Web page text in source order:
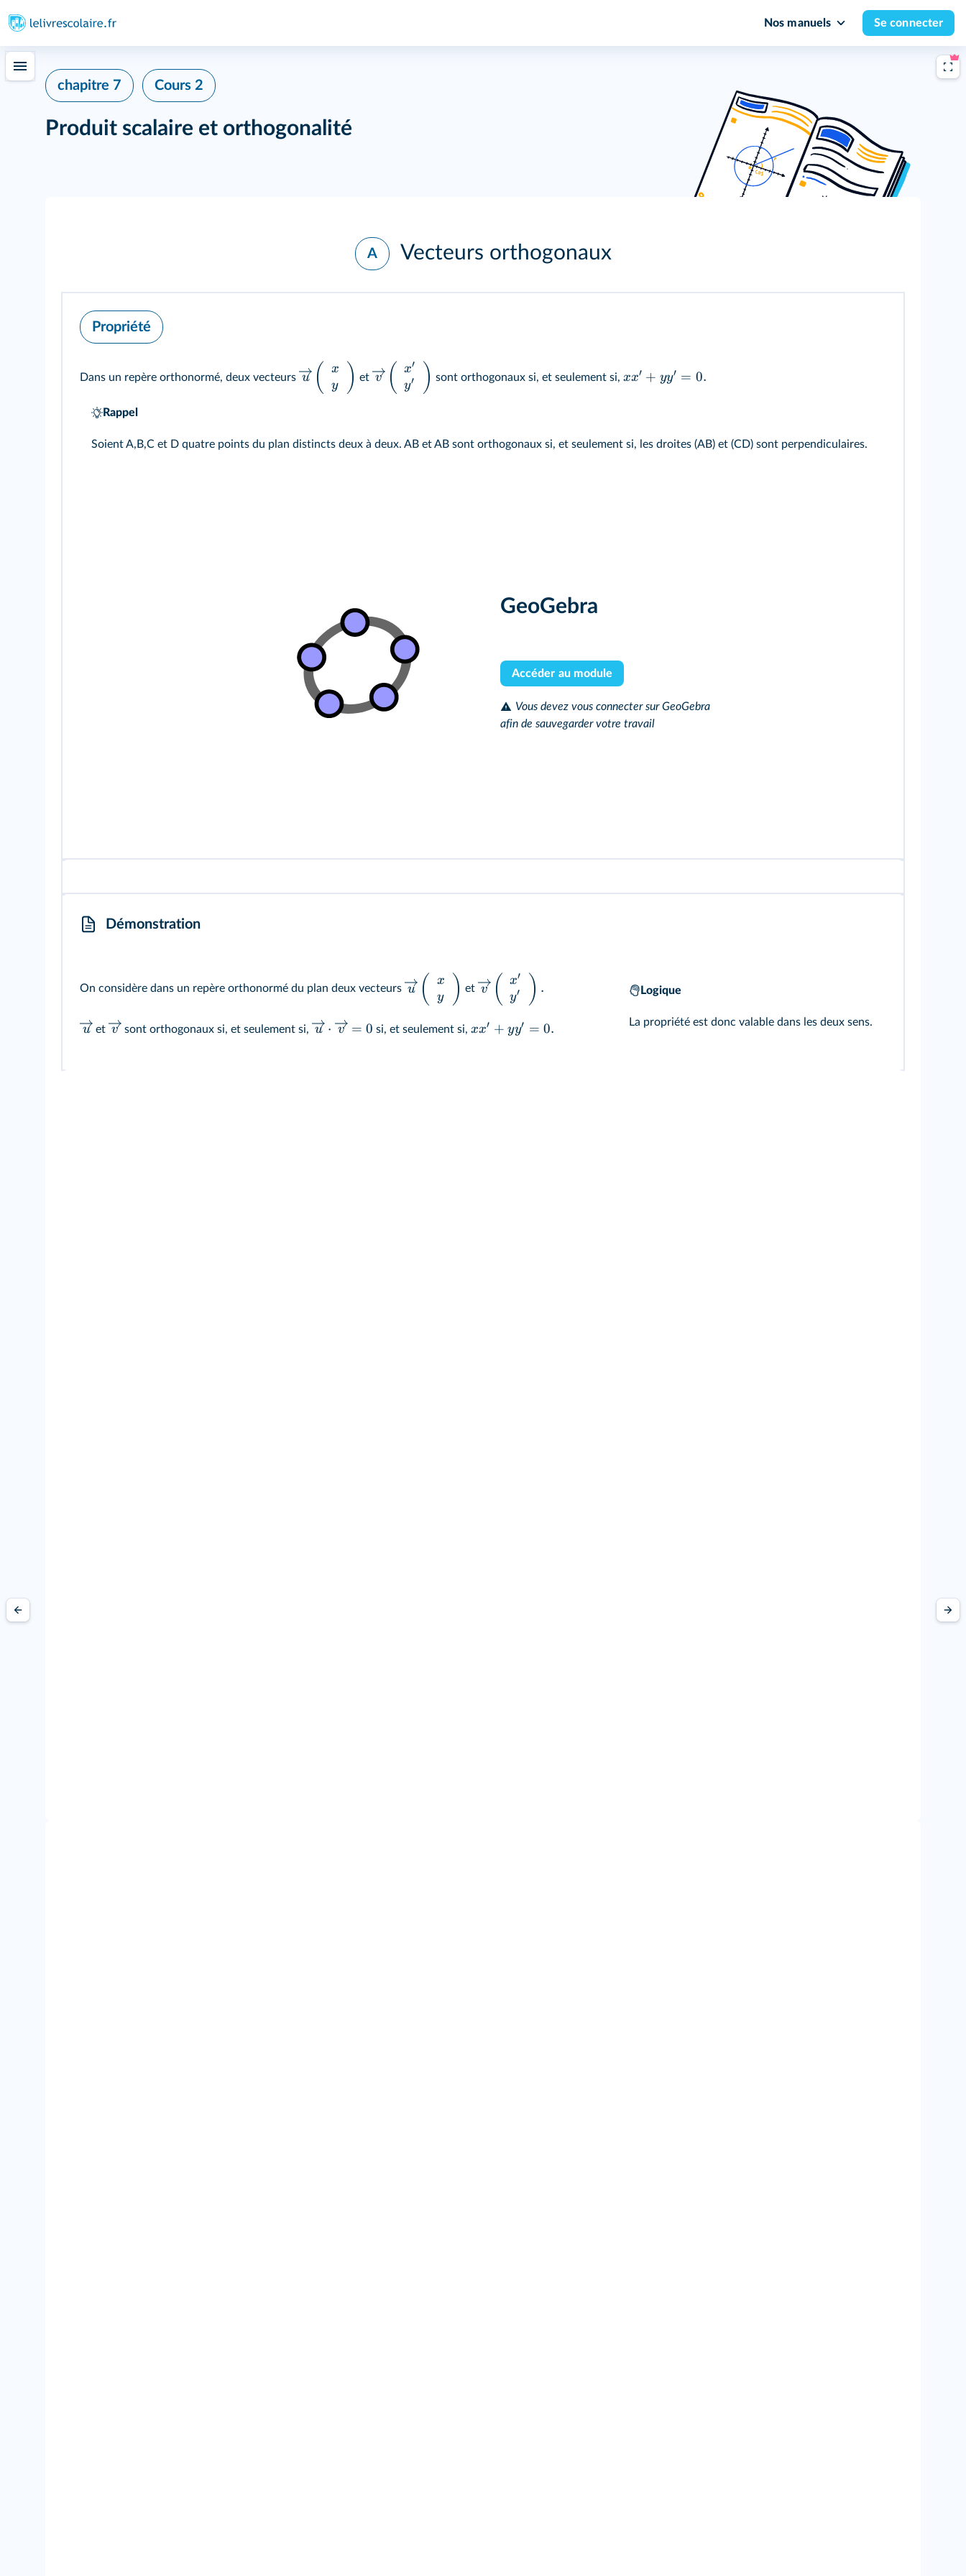
Nos manuels Se connecter
chapitre 7 Cours 2
Produit scalaire et orthogonalité
A Vecteurs orthogonaux
Propriété
Dans un repère orthonormé, deux vecteurs u (
x
y
) et v ( x′
y′ ) sont orthogonaux si, et seulement si,xx′ + yy′ = 0.
Rappel
Soient A,B,C et D quatre points du plan distincts deux à deux. AB et AB sont orthogonaux si, et seulement si, les droites (AB) et (CD) sont perpendiculaires.
GeoGebra
Accéder au module
Vous devez vous connecter sur GeoGebra
afin de sauvegarder votre travail
Démonstration
On considère dans un repère orthonormé du plan deux vecteurs u (
x
y
) et v ( x′
y′ ) .
u et v sont orthogonaux si, et seulement si, u ⋅ v = 0 si, et seulement si,xx′ + yy′ = 0.
Logique
La propriété est donc valable dans les deux sens.